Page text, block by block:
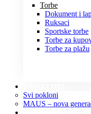
Torbe
Dokument i
Ruksaci
Sportske torbe
Torbe za
Torbe za plažu
Svi pokloni
MAUS – nova